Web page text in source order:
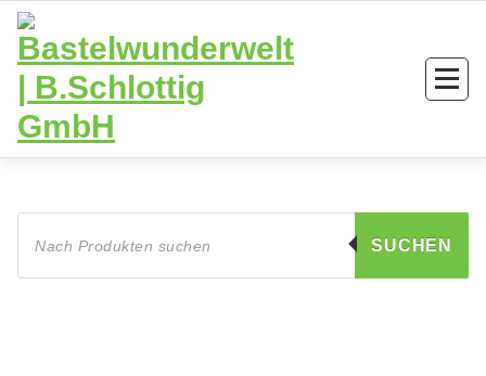
Zum
Inhalt
springen
Products
search
SUCHEN